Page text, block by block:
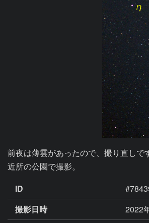
前夜は薄雲があったので、撮り直しで
近所の公園で撮影。
ID
撮影日時
2022